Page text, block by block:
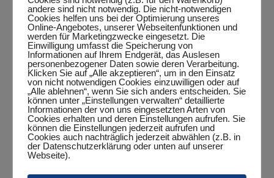
DETAILS
Datum:
Oktober 25, 2024
Zeit:
20:15 Uhr - 22:15 Uhr
Veranstaltungskategorie:
Punktspiel
andere sind nicht notwendig. Die nicht-notwendigen
Cookies helfen uns bei der Optimierung unseres
Online-Angebotes, unserer Webseitenfunktionen und
werden für Marketingzwecke eingesetzt. Die
Einwilligung umfasst die Speicherung von
Informationen auf Ihrem Endgerät, das Auslesen
personenbezogener Daten sowie deren Verarbeitung.
Klicken Sie auf „Alle akzeptieren“, um in den Einsatz
von nicht notwendigen Cookies einzuwilligen oder auf
„Alle ablehnen“, wenn Sie sich anders entscheiden. Sie
können unter „Einstellungen verwalten“ detaillierte
Informationen der von uns eingesetzten Arten von
Cookies erhalten und deren Einstellungen aufrufen. Sie
können die Einstellungen jederzeit aufrufen und
Cookies auch nachträglich jederzeit abwählen (z.B. in
der Datenschutzerklärung oder unten auf unserer
Webseite).